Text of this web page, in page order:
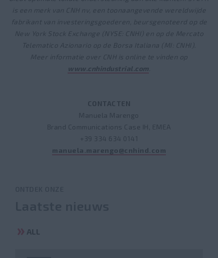
is een merk van CNH nv, een toonaangevende wereldwijde
fabrikant van investeringsgoederen, beursgenoteerd op de
New York Stock Exchange (NYSE: CNHI) en op de Mercato
Telematico Azionario op de Borsa Italiana (MI: CNHI).
Meer informatie over CNH is online te vinden op
www.cnhindustrial.com
CONTACTEN
Manuela Marengo
Brand Communications Case IH, EMEA
+39 334 634 0141
manuela.marengo@cnhind.com
ALL